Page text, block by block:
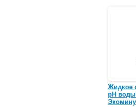
Жидкое
pH воды